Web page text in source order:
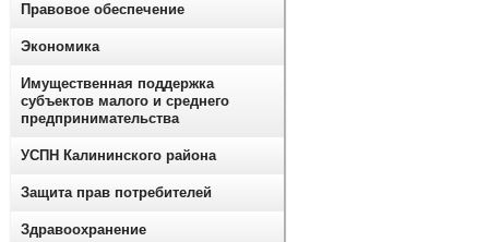
Правовое обеспечение
Экономика
Имущественная поддержка
субъектов малого и среднего
предпринимательства
УСПН Калининского района
Защита прав потребителей
Здравоохранение